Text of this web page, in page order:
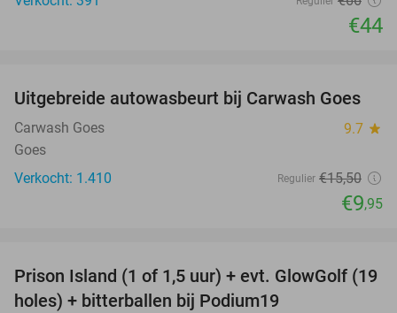
€44
36%
Uitgebreide autowasbeurt bij Carwash Goes
Carwash Goes 9.7 star
Goes
Verkocht: 1.410
Regulier €15,50
€9,95
36%
Prison Island (1 of 1,5 uur) + evt. GlowGolf (19
holes) + bitterballen bij Podium19